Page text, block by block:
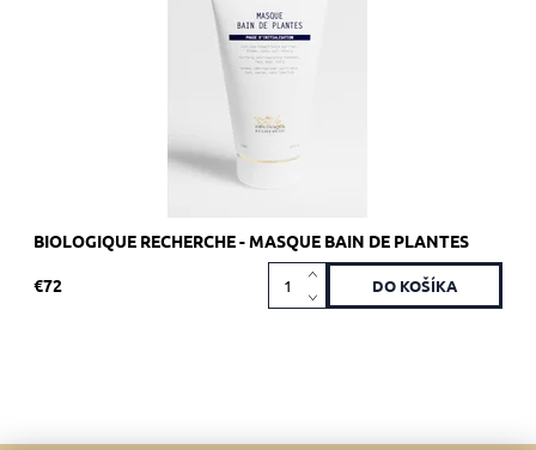
Skladom >5 ks
Biologique Recherche
BIOLOGIQUE RECHERCHE - MASQUE BAIN DE PLANTES
€72